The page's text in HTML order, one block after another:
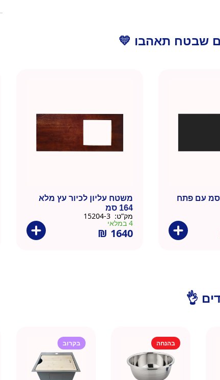
שבטח תאהבו 💛
שיש שחור 164 סמ עם פתח
משטח עליון לכיור עץ מלא
164 סמ
מק”ט:
4 במלאי
₪ 1640
👌
בהנחה בקרוב